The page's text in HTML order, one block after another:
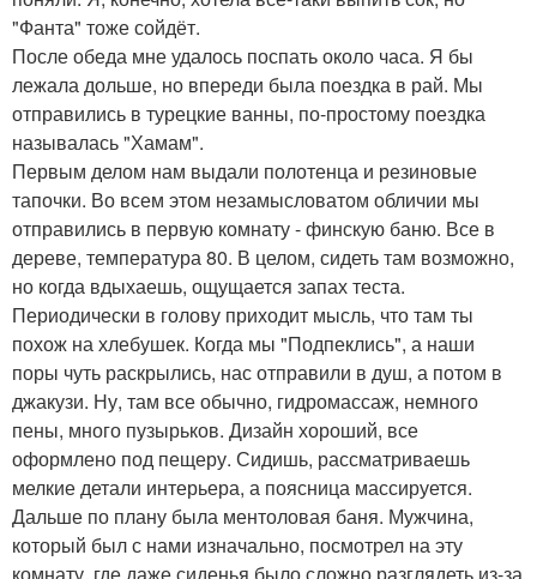
"Фанта" тоже сойдёт.
После обеда мне удалось поспать около часа. Я бы
лежала дольше, но впереди была поездка в рай. Мы
отправились в турецкие ванны, по-простому поездка
называлась "Хамам".
Первым делом нам выдали полотенца и резиновые
тапочки. Во всем этом незамысловатом обличии мы
отправились в первую комнату - финскую баню. Все в
дереве, температура 80. В целом, сидеть там возможно,
но когда вдыхаешь, ощущается запах теста.
Периодически в голову приходит мысль, что там ты
похож на хлебушек. Когда мы "Подпеклись", а наши
поры чуть раскрылись, нас отправили в душ, а потом в
джакузи. Ну, там все обычно, гидромассаж, немного
пены, много пузырьков. Дизайн хороший, все
оформлено под пещеру. Сидишь, рассматриваешь
мелкие детали интерьера, а поясница массируется.
Дальше по плану была ментоловая баня. Мужчина,
который был с нами изначально, посмотрел на эту